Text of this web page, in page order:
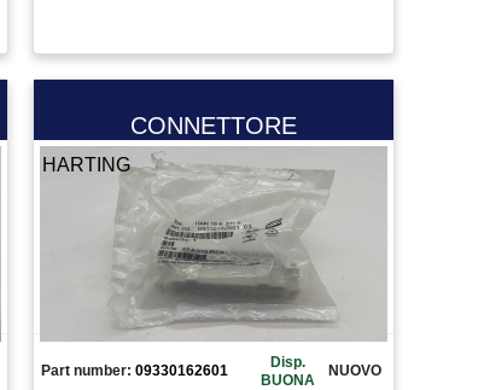
CONNETTORE
HARTING
Part number: 09330162601
Disp.
BUONA
NUOVO